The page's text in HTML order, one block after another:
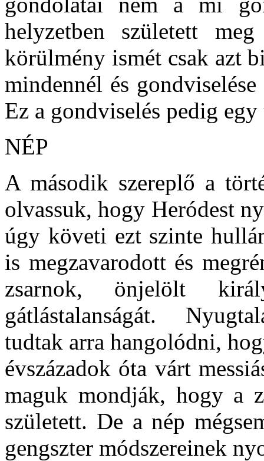
helyzetben született
körülmény ismét csak azt
mindennél és
Ez a gondviselés pedig
NÉP
A második szereplő a
olvassuk, hogy Heródest
úgy követi ezt szinte
is megzavarodott és
zsarnok, önjelölt
gátlástalanságát.
tudtak arra hangolódni,
évszázadok óta várt
maguk mondják, hogy a
született. De a nép
gengszter módszereinek